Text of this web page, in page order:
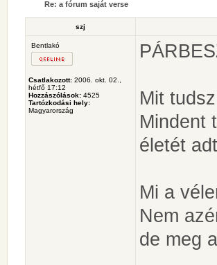
Re: a fórum saját verse
szj
Bentlakó
Csatlakozott: 2006. okt. 02.,
hétfő 17:12
Hozzászólások: 4525
Tartózkodási hely:
Magyarország
Mit
Mindent
életét
Mi a
Nem
de meg